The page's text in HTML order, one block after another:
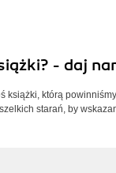
- daj
książki, którą
starań, by